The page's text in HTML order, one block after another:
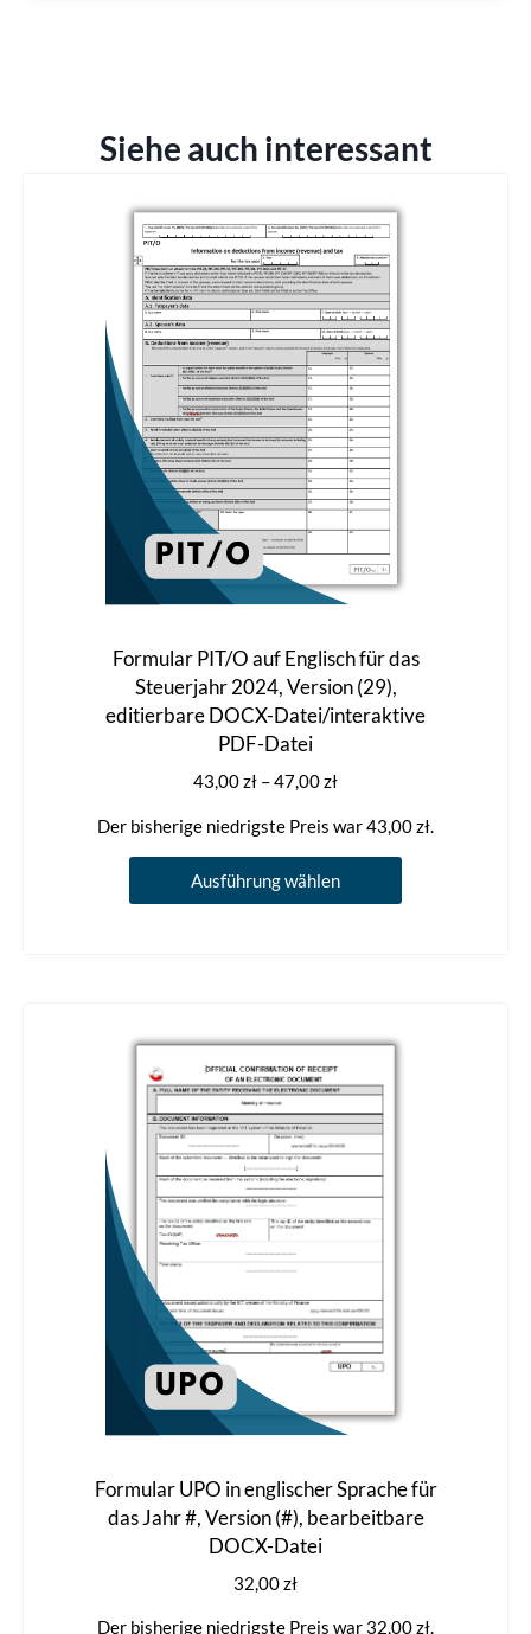
Siehe auch interessant
Formular PIT/O auf Englisch für das
Steuerjahr 2024, Version (29),
editierbare DOCX-Datei/interaktive
PDF-Datei
43,00zł –47,00złPreisspanne:
bis
47,00 zł
Der bisherige niedrigste Preis war43,00zł.
Ausführung wählen
Produkt
Formular UPO in englischer Sprache für
das Jahr #, Version (#), bearbeitbare
DOCX-Datei
32,00zł
Der bisherige niedrigste Preis war 32,00zł.